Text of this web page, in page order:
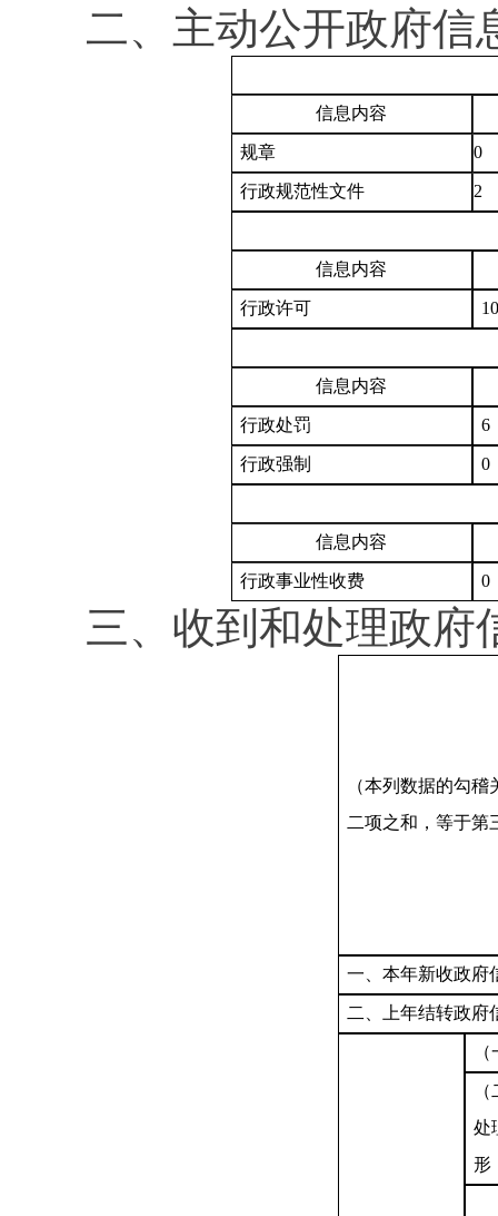
二、主动公开政府信
信息内容
规章 0
行政规范性文件 2
信息内容
行政许可
信息内容
行政处罚 6
行政强制 0
信息内容
行政事业性收费 0
三、收到和处理政府
（本列数据的勾
二项之和，等于第
一、本年新收政府
二、上年结转政府
处
形